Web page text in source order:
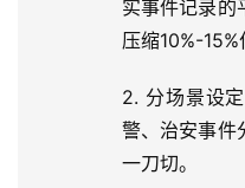
实事件记录的
压缩10%-15%
2. 分场景设
警、治安事件
一刀切。